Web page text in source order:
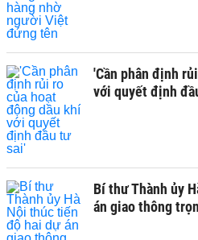
'Cần phân định
với quyết định
Bí thư Thành ủy
án giao thông